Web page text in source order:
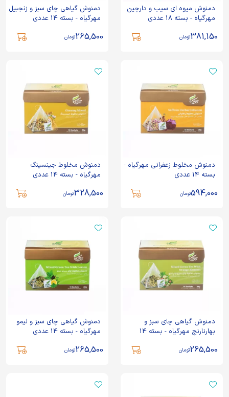
دمنوش میوه ای سیب و دارچین
مهرگیاه - بسته 18 عددی
381,150تومان
دمنوش گیاهی چای سبز و زنجبیل
مهرگیاه - بسته 14 عددی
265,500تومان
دمنوش مخلوط زعفرانی مهرگیاه -
بسته 14 عددی
594,000تومان
دمنوش مخلوط جینسینگ
مهرگیاه - بسته 14 عددی
328,500تومان
دمنوش گیاهی چای سبز و
بهارنارنج مهرگیاه - بسته 14
265,500تومان
دمنوش گیاهی چای سبز و لیمو
مهرگیاه - بسته 14 عددی
265,500تومان